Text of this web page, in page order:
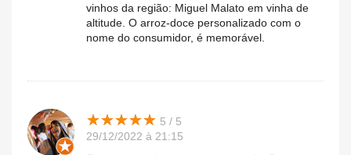
vinhos da região: Miguel Malato em vinha de
altitude. O arroz-doce personalizado com o
nome do consumidor, é memorável.
★★★★★
★★★★★ 5 / 5
29/12/2022 à 21:15